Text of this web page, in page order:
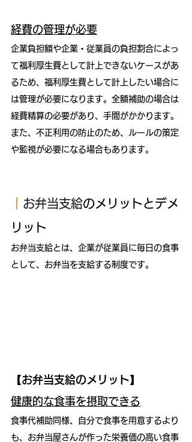
経費の管理が必要
企業負担額や企業・従業員の負担割合によっ
て福利厚生費として計上できないケースがあ
るため、福利厚生費として計上したい場合に
は管理が必要になります。全額補助の場合は
経費精算の必要があり、手間がかかります。
また、不正利用の防止のため、ルールの策定
や監視が必要になる場合もあります。
お弁当支給のメリットとデメ
リット
お弁当支給とは、企業が従業員に毎日の食事
として、お弁当を支給する制度です。
【お弁当支給のメリット】
健康的な食事を摂取できる
食事代補助同様、自分で食事を用意するより
も、お弁当屋さんが作った栄養価の高い食事